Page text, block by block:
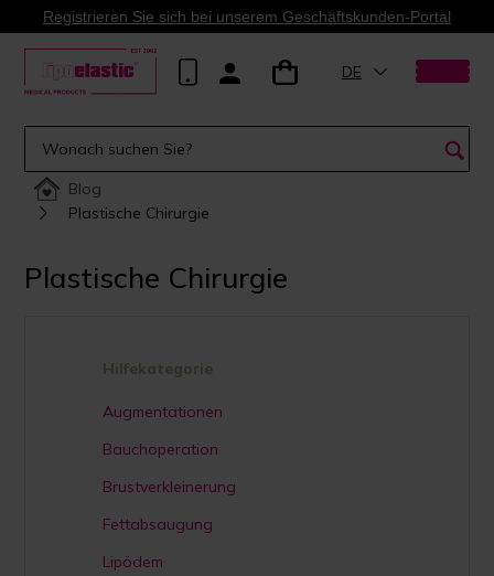
Registrieren Sie sich bei unserem Geschäftskunden-Portal
DE
Blog
Plastische Chirurgie
Plastische Chirurgie
Hilfekategorie
Augmentationen
Bauchoperation
Brustverkleinerung
Fettabsaugung
Lipödem